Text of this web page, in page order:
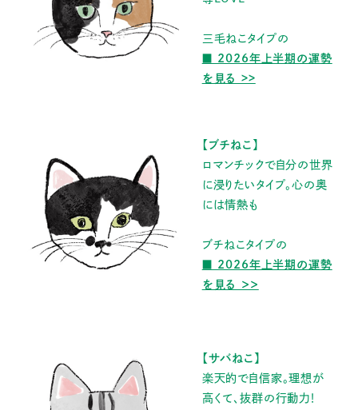
三毛ねこタイプの
■ 2026年上半期の運勢
を見る >>
【ブチねこ】
ロマンチックで自分の世界
に浸りたいタイプ。心の奥
には情熱も
ブチねこタイプの
■ 2026年上半期の運勢
を見る ＞＞
【サバねこ】
楽天的で自信家。理想が
高くて、抜群の行動力！